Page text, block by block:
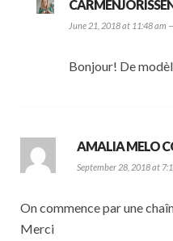
June 21, 2018 at 11:48 am
Bonjour! De
AMALIA MELO
September 28, 2018 at
On commence par une
Merci